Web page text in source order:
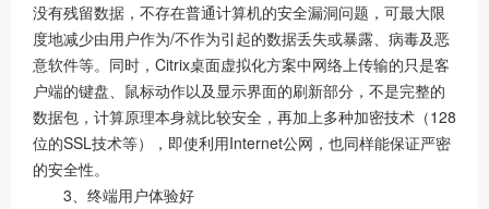
没有残留数据，不存在普通计算机的安全漏洞问题，可最大限
度地减少由用户作为/不作为引起的数据丢失或暴露、病毒及恶
意软件等。同时，Citrix桌面虚拟化方案中网络上传输的只是客
户端的键盘、鼠标动作以及显示界面的刷新部分，不是完整的
数据包，计算原理本身就比较安全，再加上多种加密技术（128
位的SSL技术等），即使利用Internet公网，也同样能保证严密
的安全性。
3、终端用户体验好